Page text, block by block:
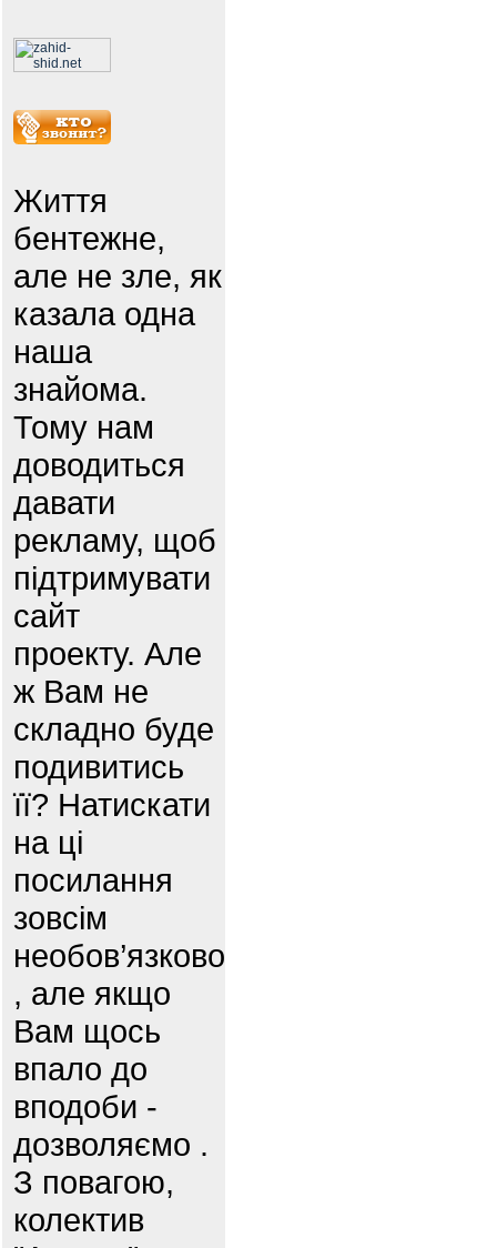
Життя
бентежне,
але не зле, як
казала одна
наша
знайома.
Тому нам
доводиться
давати
рекламу, щоб
підтримувати
сайт
проекту. Але
ж Вам не
складно буде
подивитись
її? Натискати
на ці
посилання
зовсім
необов’язково
, але якщо
Вам щось
впало до
вподоби -
дозволяємо .
З повагою,
колектив